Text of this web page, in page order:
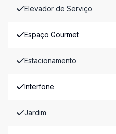
Elevador de Serviço
Espaço Gourmet
Estacionamento
Interfone
Jardim